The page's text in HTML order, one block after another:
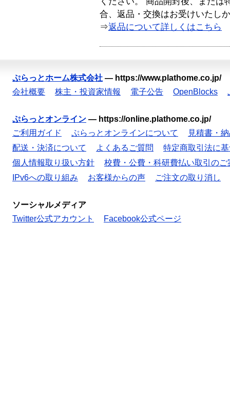
合、返品・交換はお受けいたし
⇒返品について詳しくはこちら
ぷらっとホーム株式会社 — https://www.plathome.co.jp/
会社概要
株主・投資家情報 電子公告 OpenBlocks
ぷらっとオンライン — https://online.plathome.co.jp/
ご利用ガイド
ぷらっとオンラインについて
見積書・
配送・決済について
よくあるご質問
特定商取引法に
個人情報取り扱い方針
校費・公費・科研費払い取引のご
IPv6への取り組み
お客様からの声 ご注文の取り消し
ソーシャルメディア
Twitter公式アカウント
Facebook公式ページ